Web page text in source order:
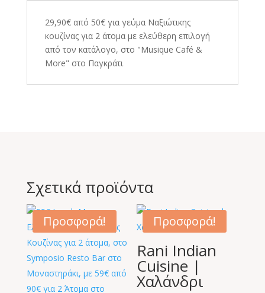
29,90€ από 50€ για γεύμα Ναξιώτικης
κουζίνας για 2 άτομα με ελεύθερη επιλογή
από τον κατάλογο, στο "Musique Café &
More" στο Παγκράτι
Σχετικά προϊόντα
Προσφορά! Προσφορά!
Rani Indian
Cuisine |
Χαλάνδρι